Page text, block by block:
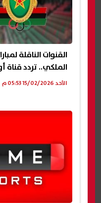
القنوات الناقلة
الملكي.. تردد قناة
الأحد 15/02/2026 05:53 م